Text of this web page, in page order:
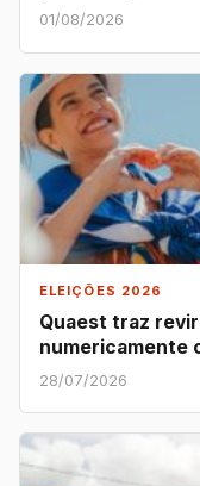
01/08/2026
ELEIÇÕES 2026
Quaest traz
numericamente
28/07/2026